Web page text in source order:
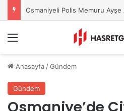
Osmaniyeli Polis Memuru Ayşe
Anasayfa /Gündem
Gündem